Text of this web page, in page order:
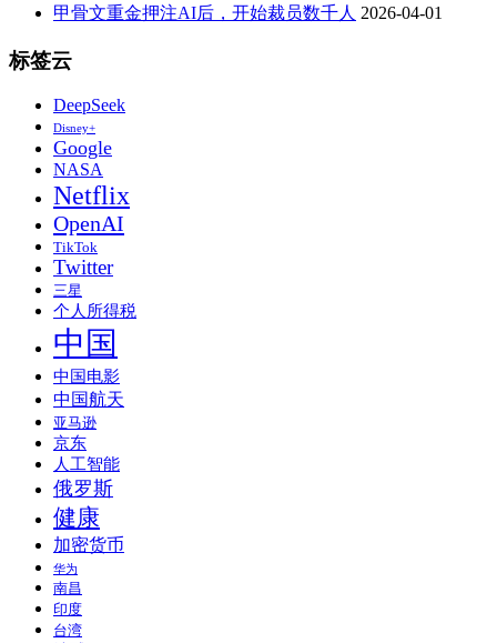
甲骨文重金押注AI后，开始裁员数千人 2026-04-01
标签云
DeepSeek
Disney+
Google
NASA
Netflix
OpenAI
TikTok
Twitter
三星
个人所得税
中国
中国电影
中国航天
亚马逊
京东
人工智能
俄罗斯
健康
加密货币
华为
南昌
印度
台湾